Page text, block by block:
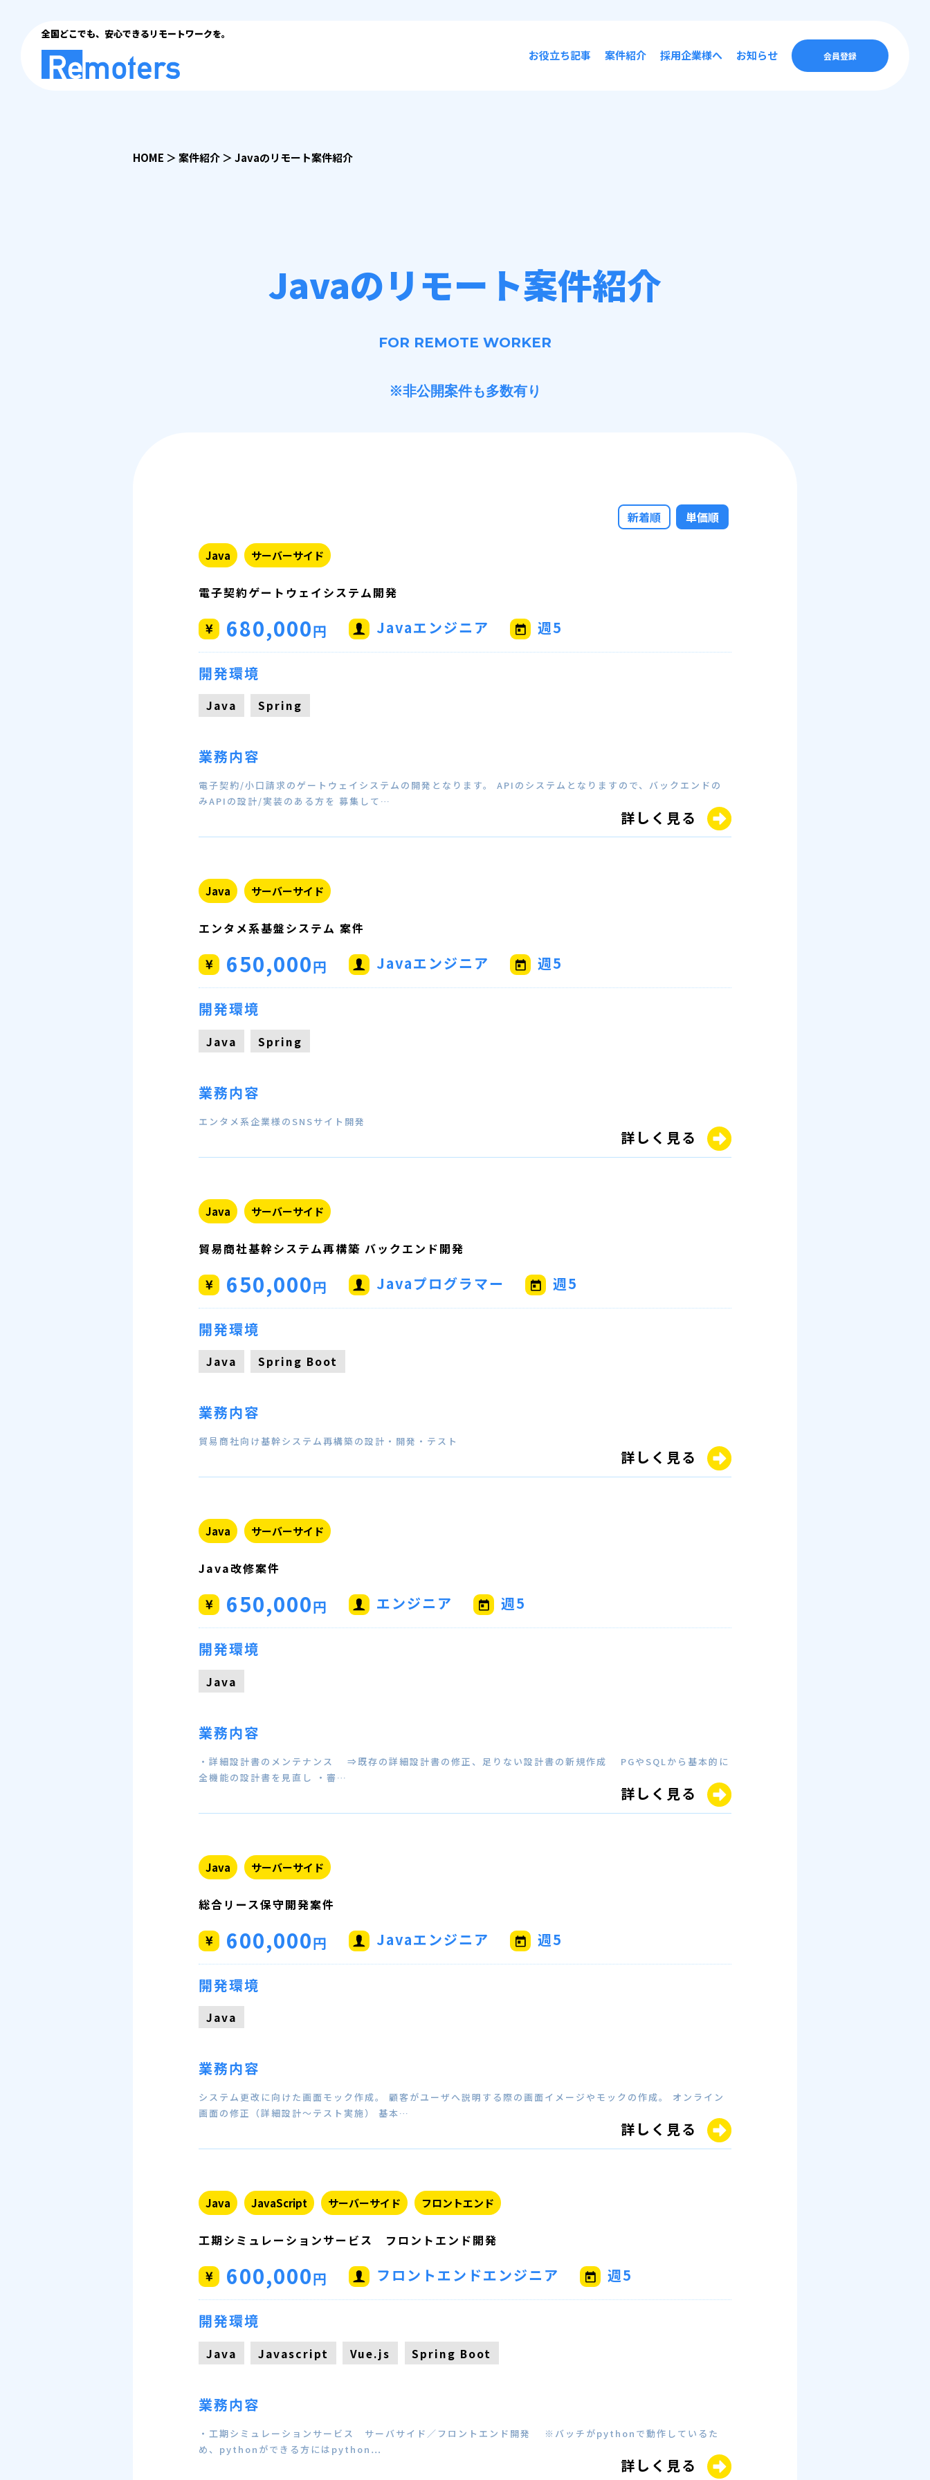
全国どこでも、安心できるリモートワークを。
お役立ち記事 案件紹介 採用企業様へ お知らせ 会員登録
HOME ＞案件紹介＞Javaのリモート案件紹介
Javaのリモート案件紹介
FOR REMOTE WORKER
※非公開案件も多数有り
新着順 単価順
Java サーバーサイド
電子契約ゲートウェイシステム開発
680,000円 Javaエンジニア 週5
開発環境
Java Spring
業務内容
電子契約/小口請求のゲートウェイシステムの開発となります。 APIのシステムとなりますので、バックエンドの
みAPIの設計/実装のある方を 募集して…
詳しく見る
Java サーバーサイド
エンタメ系基盤システム 案件
650,000円 Javaエンジニア 週5
開発環境
Java Spring
業務内容
エンタメ系企業様のSNSサイト開発
詳しく見る
Java サーバーサイド
貿易商社基幹システム再構築 バックエンド開発
650,000円 Javaプログラマー 週5
開発環境
Java Spring Boot
業務内容
貿易商社向け基幹システム再構築の設計・開発・テスト
詳しく見る
Java サーバーサイド
Java改修案件
650,000円 エンジニア 週5
開発環境
Java
業務内容
・詳細設計書のメンテナンス ⇒既存の詳細設計書の修正、足りない設計書の新規作成 PGやSQLから基本的に
全機能の設計書を見直し ・審…
詳しく見る
Java サーバーサイド
総合リース保守開発案件
600,000円 Javaエンジニア 週5
開発環境
Java
業務内容
システム更改に向けた画面モック作成。 顧客がユーザへ説明する際の画面イメージやモックの作成。 オンライン
画面の修正（詳細設計～テスト実施） 基本…
詳しく見る
Java JavaScript サーバーサイド フロントエンド
工期シミュレーションサービス フロントエンド開発
600,000円 フロントエンドエンジニア 週5
開発環境
Java Javascript Vue.js Spring Boot
業務内容
・工期シミュレーションサービス サーバサイド／フロントエンド開発 ※バッチがpythonで動作しているた
め、pythonができる方にはpython…
詳しく見る